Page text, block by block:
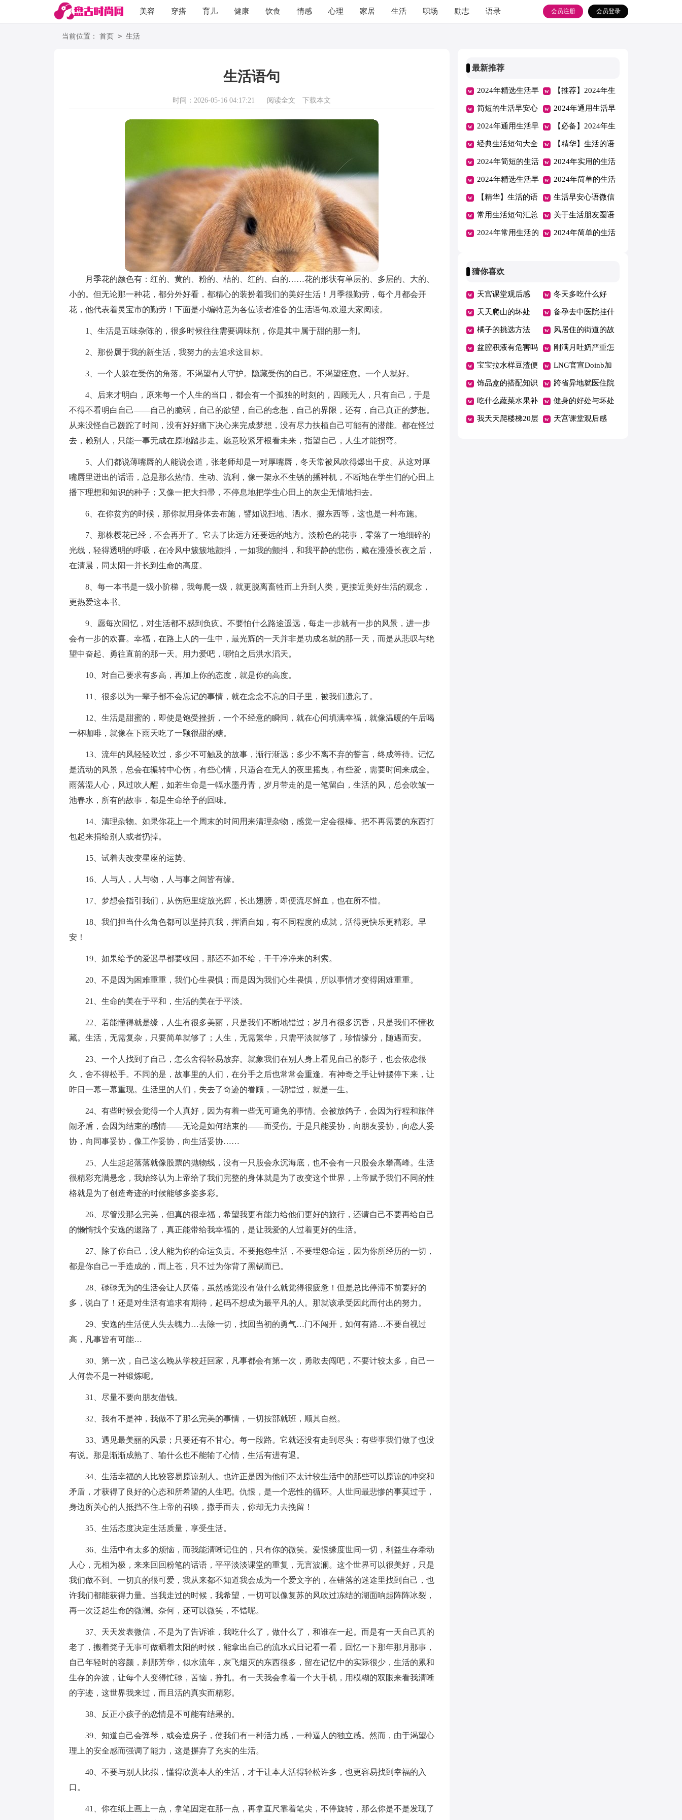
美容 穿搭 育儿 健康 饮食 情感 心理 家居 生活 职场 励志 语录
阅读
会员登录
会员注册
当前位置： 首页 > 生活
生活语句
时间：2026-05-16 04:17:21 阅读全文 下载本文
月季花的颜色有：红的、黄的、粉的、桔的、红的、白的……花的形状有单层的、多层的、大的、
小的。但无论那一种花，都分外好看，都精心的装扮着我们的美好生活！月季很勤劳，每个月都会开
花，他代表着灵宝市的勤劳！下面是小编特意为各位读者准备的生活语句,欢迎大家阅读。
1、生活是五味杂陈的，很多时候往往需要调味剂，你是其中属于甜的那一剂。
2、那份属于我的新生活，我努力的去追求这目标。
3、一个人躲在受伤的角落。不渴望有人守护。隐藏受伤的自己。不渴望痊愈。一个人就好。
4、后来才明白，原来每一个人生的当口，都会有一个孤独的时刻的，四顾无人，只有自己，于是
不得不看明白自己——自己的脆弱，自己的欲望，自己的念想，自己的界限，还有，自己真正的梦想。
从来没怪自己蹉跎了时间，没有好好痛下决心来完成梦想，没有尽力扶植自己可能有的潜能。都在怪过
去，赖别人，只能一事无成在原地踏步走。愿意咬紧牙根看未来，指望自己，人生才能拐弯。
5、人们都说薄嘴唇的人能说会道，张老师却是一对厚嘴唇，冬天常被风吹得爆出干皮。从这对厚
嘴唇里迸出的话语，总是那么热情、生动、流利，像一架永不生锈的播种机，不断地在学生们的心田上
播下理想和知识的种子；又像一把大扫帚，不停息地把学生心田上的灰尘无情地扫去。
6、在你贫穷的时候，那你就用身体去布施，譬如说扫地、洒水、搬东西等，这也是一种布施。
7、那株樱花已经，不会再开了。它去了比远方还要远的地方。淡粉色的花事，零落了一地细碎的
光线，轻得透明的呼吸，在冷风中簇簇地颤抖，一如我的颤抖，和我平静的悲伤，藏在漫漫长夜之后，
在清晨，同太阳一并长到生命的高度。
8、每一本书是一级小阶梯，我每爬一级，就更脱离畜牲而上升到人类，更接近美好生活的观念，
更热爱这本书。
9、愿每次回忆，对生活都不感到负疚。不要怕什么路途遥远，每走一步就有一步的风景，进一步
会有一步的欢喜。幸福，在路上人的一生中，最光辉的一天并非是功成名就的那一天，而是从悲叹与绝
望中奋起、勇往直前的那一天。用力爱吧，哪怕之后洪水滔天。
10、对自己要求有多高，再加上你的态度，就是你的高度。
11、很多以为一辈子都不会忘记的事情，就在念念不忘的日子里，被我们遗忘了。
12、生活是甜蜜的，即使是饱受挫折，一个不经意的瞬间，就在心间填满幸福，就像温暖的午后喝
一杯咖啡，就像在下雨天吃了一颗很甜的糖。
13、流年的风轻轻吹过，多少不可触及的故事，渐行渐远；多少不离不弃的誓言，终成等待。记忆
是流动的风景，总会在辗转中心伤，有些心情，只适合在无人的夜里摇曳，有些爱，需要时间来成全。
雨落湿人心，风过吹人醒，如若生命是一幅水墨丹青，岁月带走的是一笔留白，生活的风，总会吹皱一
池春水，所有的故事，都是生命给予的回味。
14、清理杂物。如果你花上一个周末的时间用来清理杂物，感觉一定会很棒。把不再需要的东西打
包起来捐给别人或者扔掉。
15、试着去改变星座的运势。
16、人与人，人与物，人与事之间皆有缘。
17、梦想会指引我们，从伤疤里绽放光辉，长出翅膀，即便流尽鲜血，也在所不惜。
18、我们担当什么角色都可以坚持真我，挥洒自如，有不同程度的成就，活得更快乐更精彩。早
安！
19、如果给予的爱迟早都要收回，那还不如不给，干干净净来的利索。
20、不是因为困难重重，我们心生畏惧；而是因为我们心生畏惧，所以事情才变得困难重重。
21、生命的美在于平和，生活的美在于平淡。
22、若能懂得就是缘，人生有很多美丽，只是我们不断地错过；岁月有很多沉香，只是我们不懂收
藏。生活，无需复杂，只要简单就够了；人生，无需繁华，只需平淡就够了，珍惜缘分，随遇而安。
23、一个人找到了自己，怎么舍得轻易放弃。就象我们在别人身上看见自己的影子，也会依恋很
久，舍不得松手。不同的是，故事里的人们，在分手之后也常常会重逢。有神奇之手让钟摆停下来，让
昨日一幕一幕重现。生活里的人们，失去了奇迹的眷顾，一朝错过，就是一生。
24、有些时候会觉得一个人真好，因为有着一些无可避免的事情。会被放鸽子，会因为行程和旅伴
闹矛盾，会因为结束的感情——无论是如何结束的——而受伤。于是只能妥协，向朋友妥协，向恋人妥
协，向同事妥协，像工作妥协，向生活妥协……
25、人生起起落落就像股票的抛物线，没有一只股会永沉海底，也不会有一只股会永攀高峰。生活
很精彩充满悬念，我始终认为上帝给了我们完整的身体就是为了改变这个世界，上帝赋予我们不同的性
格就是为了创造奇迹的时候能够多姿多彩。
26、尽管没那么完美，但真的很幸福，希望我更有能力给他们更好的旅行，还请自己不要再给自己
的懒惰找个安逸的退路了，真正能带给我幸福的，是让我爱的人过着更好的生活。
27、除了你自己，没人能为你的命运负责。不要抱怨生活，不要埋怨命运，因为你所经历的一切，
都是你自己一手造成的，而上苍，只不过为你背了黑锅而已。
28、碌碌无为的生活会让人厌倦，虽然感觉没有做什么就觉得很疲惫！但是总比停滞不前要好的
多，说白了！还是对生活有追求有期待，起码不想成为最平凡的人。那就该承受因此而付出的努力。
29、安逸的生活使人失去魄力…去除一切，找回当初的勇气…门不闯开，如何有路…不要自视过
高，凡事皆有可能…
30、第一次，自己这么晚从学校赶回家，凡事都会有第一次，勇敢去闯吧，不要计较太多，自己一
人何尝不是一种锻炼呢。
31、尽量不要向朋友借钱。
32、我有不是神，我做不了那么完美的事情，一切按部就班，顺其自然。
33、遇见最美丽的风景；只要还有不甘心。每一段路。它就还没有走到尽头；有些事我们做了也没
有说。那是渐渐成熟了、输什么也不能输了心情，生活有进有退。
34、生活幸福的人比较容易原谅别人。也许正是因为他们不太计较生活中的那些可以原谅的冲突和
矛盾，才获得了良好的心态和所希望的人生吧。仇恨，是一个恶性的循环。人世间最悲惨的事莫过于，
身边所关心的人抵挡不住上帝的召唤，撒手而去，你却无力去挽留！
35、生活态度决定生活质量，享受生活。
36、生活中有太多的烦恼，而我能清晰记住的，只有你的微笑。爱恨缘度世间一切，利益生存牵动
人心，无相为极，来来回回粉笔的话语，平平淡淡课堂的重复，无言波澜。这个世界可以很美好，只是
我们做不到。一切真的很可爱，我从来都不知道我会成为一个爱文字的，在错落的迷途里找到自己，也
许我们都能获得力量。当我走过的时候，我希望，一切可以像复苏的风吹过冻结的湖面响起阵阵冰裂，
再一次泛起生命的微澜。奈何，还可以微笑，不错呢。
37、天天发表微信，不是为了告诉谁，我吃什么了，做什么了，和谁在一起。而是有一天自己真的
老了，搬着凳子无事可做晒着太阳的时候，能拿出自己的流水式日记看一看，回忆一下那年那月那事，
自己年轻时的容颜，刹那芳华，似水流年，灰飞烟灭的东西很多，留在记忆中的实际很少，生活的累和
生存的奔波，让每个人变得忙碌，苦恼，挣扎。有一天我会拿着一个大手机，用模糊的双眼来看我清晰
的字迹，这世界我来过，而且活的真实而精彩。
38、反正小孩子的恋情是不可能有结果的。
39、知道自己会弹琴，或会造房子，使我们有一种活力感，一种逼人的独立感。然而，由于渴望心
理上的安全感而强调了能力，这是摒弃了充实的生活。
40、不要与别人比拟，懂得欣赏本人的生活，才干让本人活得轻松许多，也更容易找到幸福的入
口。
41、你在纸上画上一点，拿笔固定在那一点，再拿直尺靠着笔尖，不停旋转，那么你是不是发现了
最新推荐
2024年精选生活早
安心语微信34句
【推荐】2024年生
活早安心语微信集
合60句
简短的生活早安心
语微信汇编66条
2024年通用生活早
安心语QQ60条
2024年通用生活早
安心语朋友圈集锦
55条
【必备】2024年生
活早安心语朋友圈
32句
经典生活短句大全
110句精选
【精华】生活的语
句汇总56条
2024年简短的生活
早安心语45句
2024年实用的生活
哲理语句合集38句
2024年精选生活早
安心语QQ摘录46
条
2024年简单的生活
哲理语句汇编38条
【精华】生活的语
句46句
生活早安心语微信
大合集52条
常用生活短句汇总
190句
关于生活朋友圈语
句（精选110句）
2024年常用生活的 2024年简单的生活
猜你喜欢
天宫课堂观后感
400字作文12篇
冬天多吃什么好
天天爬山的坏处 备孕去中医院挂什
么科
橘子的挑选方法 风居住的街道的故
事
盆腔积液有危害吗 刚满月吐奶严重怎
么办
宝宝拉水样豆渣便
便怎么回事
LNG官宣Doinb加
入
饰品盒的搭配知识 跨省异地就医住院
费用直接结算有哪
些省
吃什么蔬菜水果补
铁
健身的好处与坏处
盘点
我天天爬楼梯20层 天宫课堂观后感